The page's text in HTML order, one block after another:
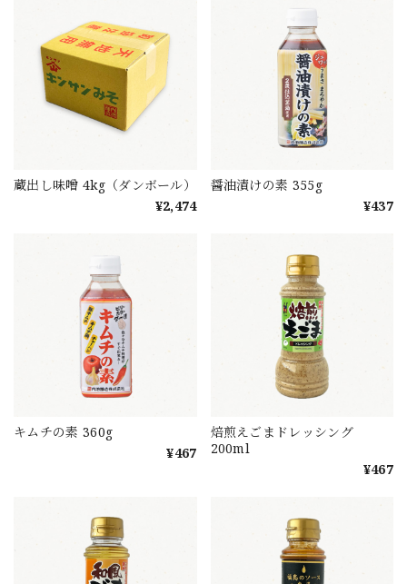
蔵出し味噌 4kg（ダンボール）
¥2,474
醤油漬けの素 355g
¥437
キムチの素 360g
¥467
焙煎えごまドレッシング
200ml
¥467